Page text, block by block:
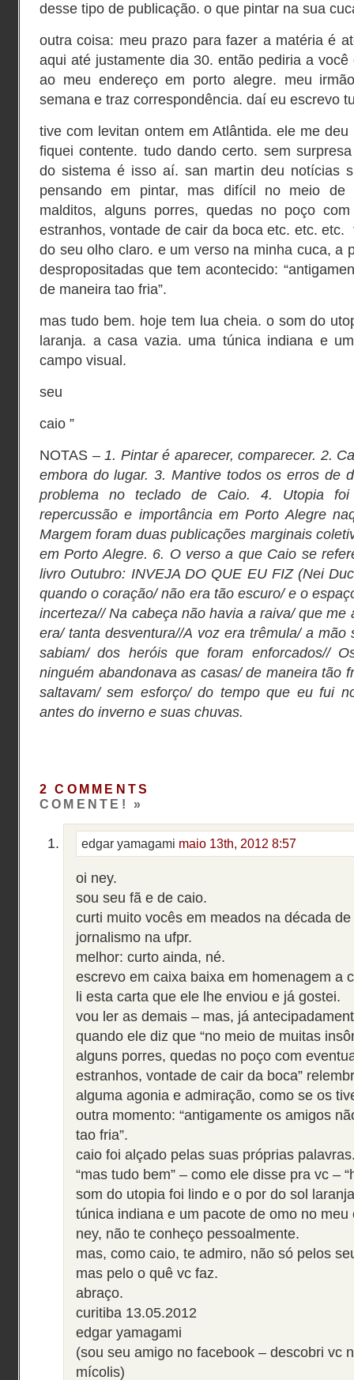
desse tipo de publicação. o que pintar na sua
outra coisa: meu prazo para fazer a matéria é
aqui até justamente dia 30. então pediria a
ao meu endereço em porto alegre. meu
semana e traz correspondência. daí eu escrevo
tive com levitan ontem em Atlântida. ele me deu
fiquei contente. tudo dando certo. sem
do sistema é isso aí. san martin deu notícias
pensando em pintar, mas difícil no meio de
malditos, alguns porres, quedas no poço
estranhos, vontade de cair da boca etc. etc. etc.
do seu olho claro. e um verso na minha cuca, a
despropositadas que tem acontecido:
de maneira tao fria”.
mas tudo bem. hoje tem lua cheia. o som do
laranja. a casa vazia. uma túnica indiana e
campo visual.
seu
caio ”
NOTAS – 1. Pintar é aparecer, comparecer. 2.
embora do lugar. 3. Mantive todos os erros de
problema no teclado de Caio. 4. Utopia
repercussão e importância em Porto Alegre
Margem foram duas publicações marginais
em Porto Alegre. 6. O verso a que Caio se
livro Outubro: INVEJA DO QUE EU FIZ (Nei
quando o coração/ não era tão escuro/ e o
incerteza// Na cabeça não havia a raiva/ que me
era/ tanta desventura//A voz era trêmula/ a mão
sabiam/ dos heróis que foram enforcados//
ninguém abandonava as casas/ de maneira tão
saltavam/ sem esforço/ do tempo que eu fui
antes do inverno e suas chuvas.
2 COMMENTS
COMENTE! »
edgar yamagami maio 13th, 2012 8:57
oi ney.
sou seu fã e de caio.
curti muito vocês em meados na década
jornalismo na ufpr.
melhor: curto ainda, né.
escrevo em caixa baixa em homenagem a
li esta carta que ele lhe enviou e já gostei.
vou ler as demais – mas, já
quando ele diz que “no meio de muitas
alguns porres, quedas no poço com
estranhos, vontade de cair da boca”
alguma agonia e admiração, como se os
outra momento: “antigamente os amigos
tao fria”.
caio foi alçado pelas suas próprias
“mas tudo bem” – como ele disse pra vc –
som do utopia foi lindo e o por do sol
túnica indiana e um pacote de omo no meu
ney, não te conheço pessoalmente.
mas, como caio, te admiro, não só pelos
mas pelo o quê vc faz.
abraço.
curitiba 13.05.2012
edgar yamagami
(sou seu amigo no facebook – descobri vc
mícolis)